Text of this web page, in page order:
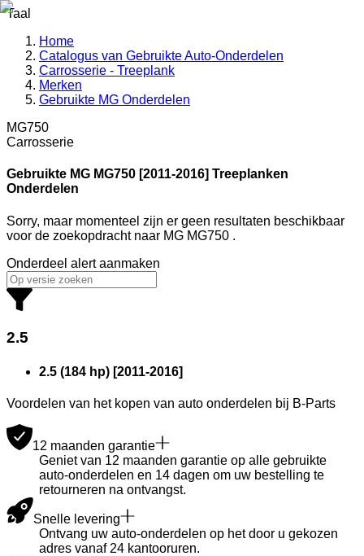
Taal
Home
Catalogus van Gebruikte Auto-Onderdelen
Carrosserie - Treeplank
Merken
Gebruikte MG Onderdelen
MG750
Carrosserie
Gebruikte MG MG750 [2011-2016] Treeplanken
Onderdelen
Sorry, maar momenteel zijn er geen resultaten beschikbaar
voor de zoekopdracht naar MG MG750 .
Onderdeel alert aanmaken
2.5
2.5 (184 hp) [2011-2016]
Voordelen van het kopen van auto onderdelen bij B-Parts
12 maanden garantie
Geniet van 12 maanden garantie op alle gebruikte
auto-onderdelen en 14 dagen om uw bestelling te
retourneren na ontvangst.
Snelle levering
Ontvang uw auto-onderdelen op het door u gekozen
adres vanaf 24 kantooruren.